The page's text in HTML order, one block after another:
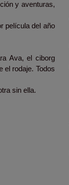
y aventuras,
película del año
Ava, el ciborg
el rodaje. Todos
sin ella.